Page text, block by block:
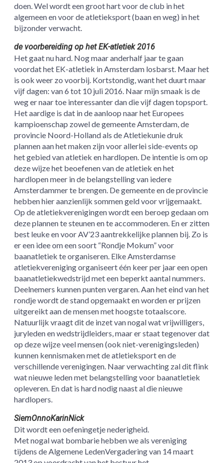
doen. Wel wordt een groot hart voor de club in het
algemeen en voor de atletieksport (baan en weg) in het
bijzonder verwacht.
de voorbereiding op het EK-atletiek 2016
Het gaat nu hard. Nog maar anderhalf jaar te gaan
voordat het EK-atletiek in Amsterdam losbarst. Maar het
is ook weer zo voorbij. Kortstondig, want het duurt maar
vijf dagen: van 6 tot 10 juli 2016. Naar mijn smaak is de
weg er naar toe interessanter dan die vijf dagen topsport.
Het aardige is dat in de aanloop naar het Europees
kampioenschap zowel de gemeente Amsterdam, de
provincie Noord-Holland als de Atletiekunie druk
plannen aan het maken zijn voor allerlei side-events op
het gebied van atletiek en hardlopen. De intentie is om op
deze wijze het beoefenen van de atletiek en het
hardlopen meer in de belangstelling van iedere
Amsterdammer te brengen. De gemeente en de provincie
hebben hier aanzienlijk sommen geld voor vrijgemaakt.
Op de atletiekverenigingen wordt een beroep gedaan om
deze plannen te steunen en te accommoderen. En er zitten
best leuke en voor AV’23 aantrekkelijke plannen bij. Zo is
er een idee om een soort “Rondje Mokum” voor
baanatletiek te organiseren. Elke Amsterdamse
atletiekvereniging organiseert één keer per jaar een open
baanatletiekwedstrijd met een beperkt aantal nummers.
Deelnemers kunnen punten vergaren. Aan het eind van het
rondje wordt de stand opgemaakt en worden er prijzen
uitgereikt aan de mensen met hoogste totaalscore.
Natuurlijk vraagt dit de inzet van nogal wat vrijwilligers,
juryleden en wedstrijdleiders, maar er staat tegenover dat
op deze wijze veel mensen (ook niet-verenigingsleden)
kunnen kennismaken met de atletieksport en de
verschillende verenigingen. Naar verwachting zal dit flink
wat nieuwe leden met belangstelling voor baanatletiek
opleveren. En dat is hard nodig naast al die nieuwe
hardlopers.
SiemOnnoKarinNick
Dit wordt een oefeningetje nederigheid.
Met nogal wat bombarie hebben we als vereniging
tijdens de Algemene LedenVergadering van 14 maart